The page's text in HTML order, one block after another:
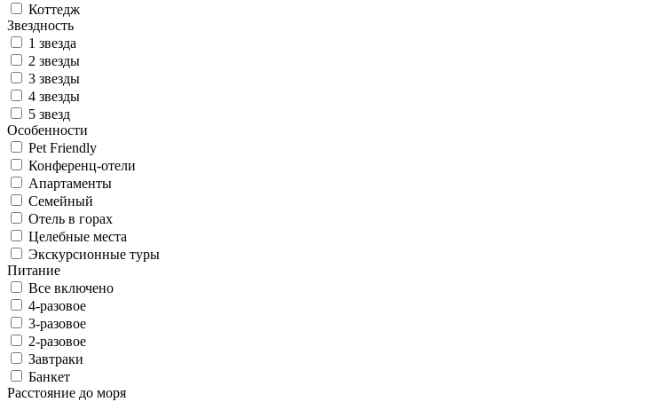
Коттедж
Звездность
1 звезда
2 звезды
3 звезды
4 звезды
5 звезд
Особенности
Pet Friendly
Конференц-отели
Апартаменты
Семейный
Отель в горах
Целебные места
Экскурсионные туры
Питание
Все включено
4-разовое
3-разовое
2-разовое
Завтраки
Банкет
Расстояние до моря